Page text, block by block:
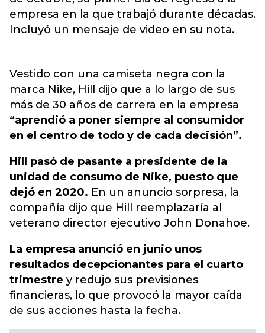
empresa en la que trabajó durante décadas.
Incluyó un mensaje de video en su nota.
Vestido con una camiseta negra con la
marca Nike, Hill dijo que a lo largo de sus
más de 30 años de carrera en la empresa
“aprendió a poner siempre al consumidor
en el centro de todo y de cada decisión”.
Hill pasó de pasante a presidente de la
unidad de consumo de Nike, puesto que
dejó en 2020. En un anuncio sorpresa, la
compañía dijo que Hill reemplazaría al
veterano director ejecutivo John Donahoe.
La empresa anunció en junio unos
resultados decepcionantes para el cuarto
trimestre y redujo sus previsiones
financieras, lo que provocó la mayor caída
de sus acciones hasta la fecha.